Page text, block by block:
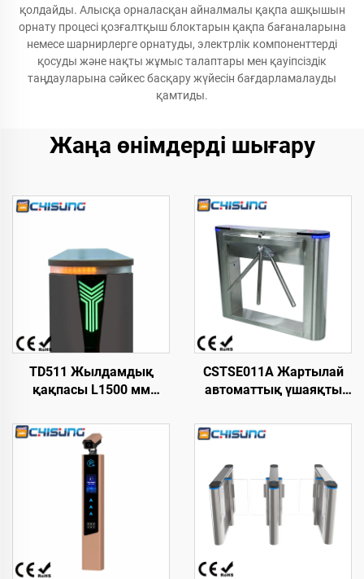
қолдайды. Алысқа орналасқан айналмалы қақпа ашқышын
орнату процесі қозғалтқыш блоктарын қақпа бағаналарына
немесе шарнирлерге орнатуды, электрлік компоненттерді
қосуды және нақты жұмыс талаптары мен қауіпсіздік
таңдауларына сәйкес басқару жүйесін бағдарламалауды
қамтиды.
Жаңа өнімдерді шығару
TD511 Жылдамдық
қақпасы L1500 мм
ток моторы 20–60 адам/
мин Индор Премиум кіруі
жоғары деңгейлі
кеңістіктер үшін
CSTSE011A Жартылай
автоматтық үшаяқты
мм ұзындық х 245 мм
ені х 980 мм биіктік LED
жолағы бар ені
үлкейтілген шығыңқы
дизайн